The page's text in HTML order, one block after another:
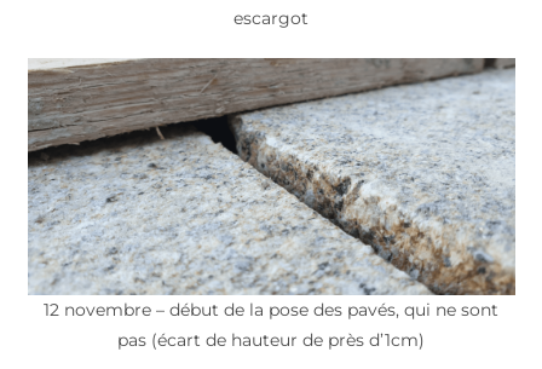
escargot
12 novembre – début de la pose des pavés, qui ne sont
pas (écart de hauteur de près d’1cm)